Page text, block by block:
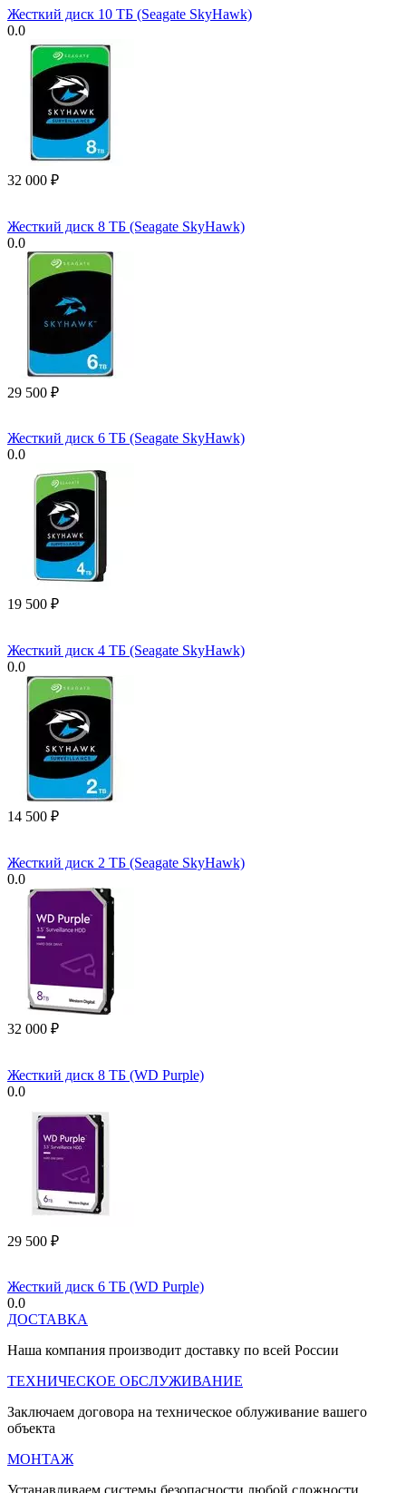
Жесткий диск 10 ТБ (Seagate SkyHawk)
0.0
32 000 ₽
Жесткий диск 8 ТБ (Seagate SkyHawk)
0.0
29 500 ₽
Жесткий диск 6 ТБ (Seagate SkyHawk)
0.0
19 500 ₽
Жесткий диск 4 ТБ (Seagate SkyHawk)
0.0
14 500 ₽
Жесткий диск 2 ТБ (Seagate SkyHawk)
0.0
32 000 ₽
Жесткий диск 8 ТБ (WD Purple)
0.0
29 500 ₽
Жесткий диск 6 ТБ (WD Purple)
0.0
ДОСТАВКА
Наша компания производит доставку по всей России
ТЕХНИЧЕСКОЕ ОБСЛУЖИВАНИЕ
Заключаем договора на техническое облуживание вашего
объекта
МОНТАЖ